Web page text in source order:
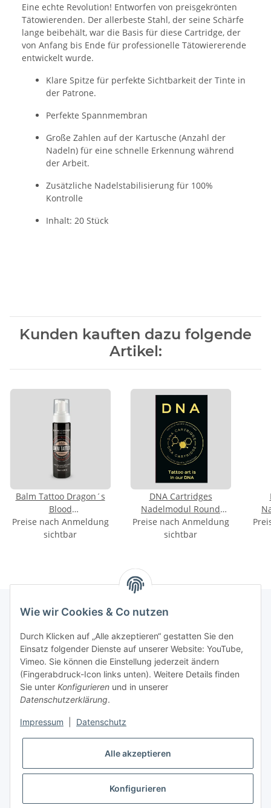
Eine echte Revolution! Entworfen von preisgekrönten
Tätowierenden. Der allerbeste Stahl, der seine Schärfe
lange beibehält, war die Basis für diese Cartridge, der
von Anfang bis Ende für professionelle Tätowiererende
entwickelt wurde.
Klare Spitze für perfekte Sichtbarkeit der Tinte in
der Patrone.
Perfekte Spannmembran
Große Zahlen auf der Kartusche (Anzahl der
Nadeln) für eine schnelle Erkennung während
der Arbeit.
Zusätzliche Nadelstabilisierung für 100%
Kontrolle
Inhalt: 20 Stück
Kunden kauften dazu folgende
Artikel:
Balm Tattoo Dragon´s
Blood
Reinigungsschaum -
Foam - 200ml
Preise nach Anmeldung
sichtbar
DNA Cartridges
Nadelmodul Round
Liner 1007RLL 0,30mm
Preise nach Anmeldung
sichtbar
INFORMATIONEN
GESETZLICHE INFORMATIONEN
Kontakt
Mo - Fr:08:30 - 17:00 Uhr
Carsten:0177 – 44 33 642
Wie wir Cookies & Co nutzen
Durch Klicken auf „Alle akzeptieren“ gestatten Sie den
Einsatz folgender Dienste auf unserer Website: YouTube,
Vimeo. Sie können die Einstellung jederzeit ändern
(Fingerabdruck-Icon links unten). Weitere Details finden
Sie unter Konfigurieren und in unserer
Datenschutzerklärung.
Impressum Datenschutz
Alle akzeptieren
Konfigurieren